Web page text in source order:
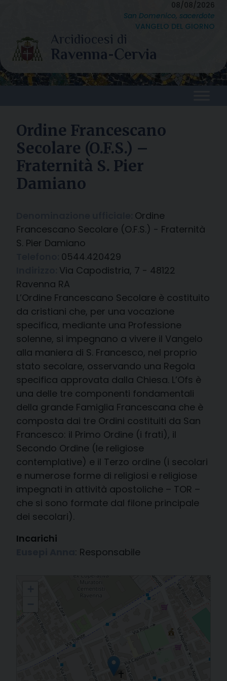
content
08/08/2026
San Domenico, sacerdote
VANGELO DEL GIORNO
Ordine Francescano
Secolare (O.F.S.) –
Fraternità S. Pier
Damiano
Ordine
Francescano Secolare (O.F.S.) - Fraternità
S. Pier Damiano
0544.420429
Via Capodistria, 7 - 48122
Ravenna RA
L’Ordine Francescano Secolare è costituito
da cristiani che, per una vocazione
specifica, mediante una Professione
solenne, si impegnano a vivere il Vangelo
alla maniera di S. Francesco, nel proprio
stato secolare, osservando una Regola
specifica approvata dalla Chiesa. L’Ofs è
una delle tre componenti fondamentali
della grande Famiglia Francescana che è
composta dai tre Ordini costituiti da San
Francesco: il Primo Ordine (i frati), il
Secondo Ordine (le religiose
contemplative) e il Terzo ordine (i secolari
e numerose forme di religiosi e religiose
impegnati in attività apostoliche – TOR –
che si sono formate dal filone principale
dei secolari).
Incarichi
: Responsabile
Ordine Francescano Secolare (O.F.S.) - Fraternità S. Pier Damiano